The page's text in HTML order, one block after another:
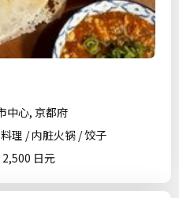
中心, 京都府
理 / 内脏火锅 / 饺子
日元